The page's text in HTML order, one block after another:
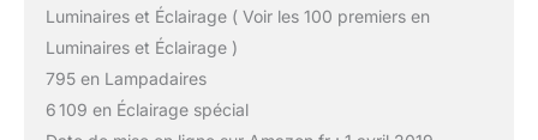
Luminaires et Éclairage ( Voir les 100 premiers en
Luminaires et Éclairage )
795 en Lampadaires
6 109 en Éclairage spécial